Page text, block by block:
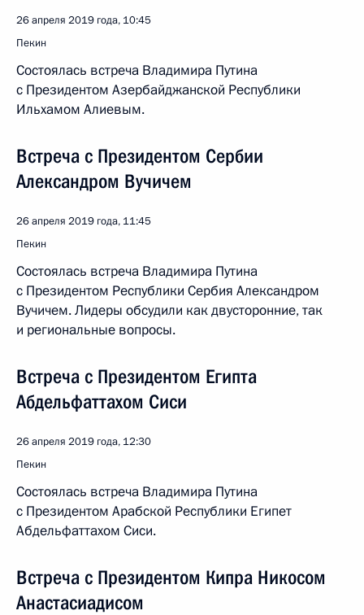
26 апреля 2019 года, 10:45
Пекин
Состоялась встреча Владимира Путина
с Президентом Азербайджанской Республики
Ильхамом Алиевым.
Встреча с Президентом Сербии
Александром Вучичем
26 апреля 2019 года, 11:45
Пекин
Состоялась встреча Владимира Путина
с Президентом Республики Сербия Александром
Вучичем. Лидеры обсудили как двусторонние, так
и региональные вопросы.
Встреча с Президентом Египта
Абдельфаттахом Сиси
26 апреля 2019 года, 12:30
Пекин
Состоялась встреча Владимира Путина
с Президентом Арабской Республики Египет
Абдельфаттахом Сиси.
Встреча с Президентом Кипра Никосом
Анастасиадисом